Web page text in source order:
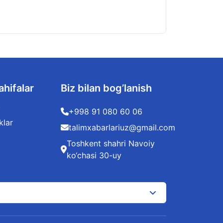
Biz bilan bog’lanish
+998 91 080 60 06
talimxabarlariuz@gmail.com
Toshkent shahri Navoiy
ko‘chasi 30-uy